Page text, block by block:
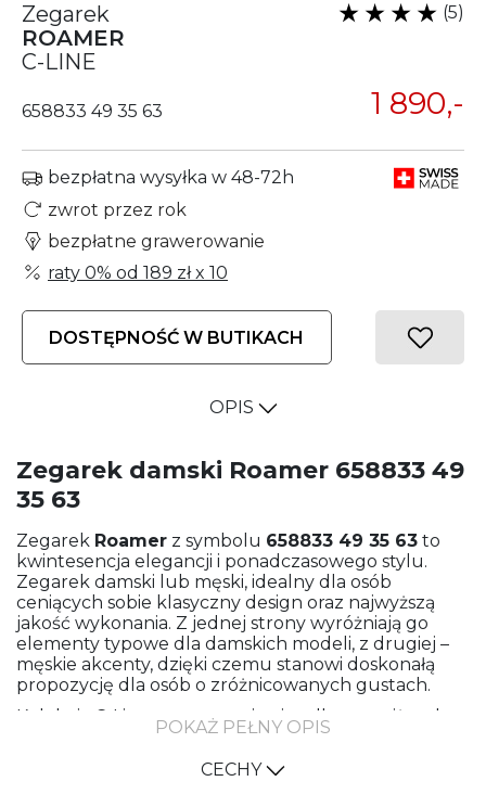
Zegarek
ROAMER
C-LINE
(5)
658833 49 35 63 1 890,-
bezpłatna wysyłka w 48-72h
zwrot przez rok
bezpłatne grawerowanie
raty 0% od 189 złx 10
DOSTĘPNOŚĆ W BUTIKACH
OPIS
Zegarek damski Roamer 658833 49
35 63
Zegarek Roamer z symbolu 658833 49 35 63 to
kwintesencja elegancji i ponadczasowego stylu.
Zegarek damski lub męski, idealny dla osób
ceniących sobie klasyczny design oraz najwyższą
jakość wykonania. Z jednej strony wyróżniają go
elementy typowe dla damskich modeli, z drugiej –
męskie akcenty, dzięki czemu stanowi doskonałą
propozycję dla osób o zróżnicowanych gustach.
Kolekcja C-Line to gwarancja nie tylko prestiżu, ale
także precyzji i funkcjonalności. Zegarek został
stworzony z myślą o wymagających klientach,
którzy oczekują perfekcyjnego wykonania oraz
POKAŻ PEŁNY OPIS
CECHY